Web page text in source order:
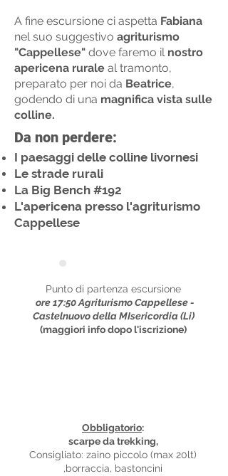
A fine escursione ci aspetta Fabiana
nel suo suggestivo agriturismo
"Cappellese" dove faremo il nostro
apericena rurale al tramonto,
preparato per noi da Beatrice,
godendo di una magnifica vista sulle
colline.
Da non perdere:
I paesaggi delle colline livornesi
Le strade rurali
La Big Bench #192
L'apericena presso l'agriturismo
Cappellese
Punto di partenza escursione
ore 17:50Agriturismo Cappellese -
Castelnuovo della MIsericordia (Li)
(maggiori info dopo l'iscrizione)
Obbligatorio:
scarpe da trekking,
Consigliato: zaino piccolo (max 20lt)
,borraccia, bastoncini